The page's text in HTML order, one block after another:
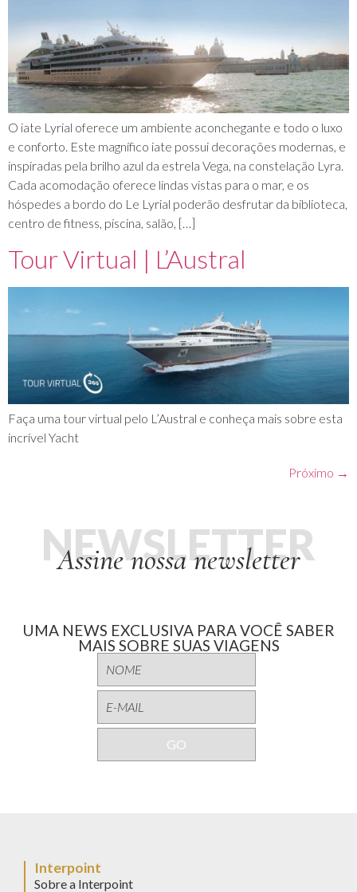
O iate Lyrial oferece um ambiente aconchegante e todo o luxo
e conforto. Este magnífico iate possui decorações modernas, e
inspiradas pela brilho azul da estrela Vega, na constelação Lyra.
Cada acomodação oferece lindas vistas para o mar, e os
hóspedes a bordo do Le Lyrial poderão desfrutar da biblioteca,
centro de fitness, piscina, salão, […]
Tour Virtual | L’Austral
Faça uma tour virtual pelo L’Austral e conheça mais sobre esta
incrível Yacht
Próximo →
Assine nossa newsletter
NEWSLETTER
UMA NEWS EXCLUSIVA PARA VOCÊ SABER
MAIS SOBRE SUAS VIAGENS
Interpoint
Sobre a Interpoint